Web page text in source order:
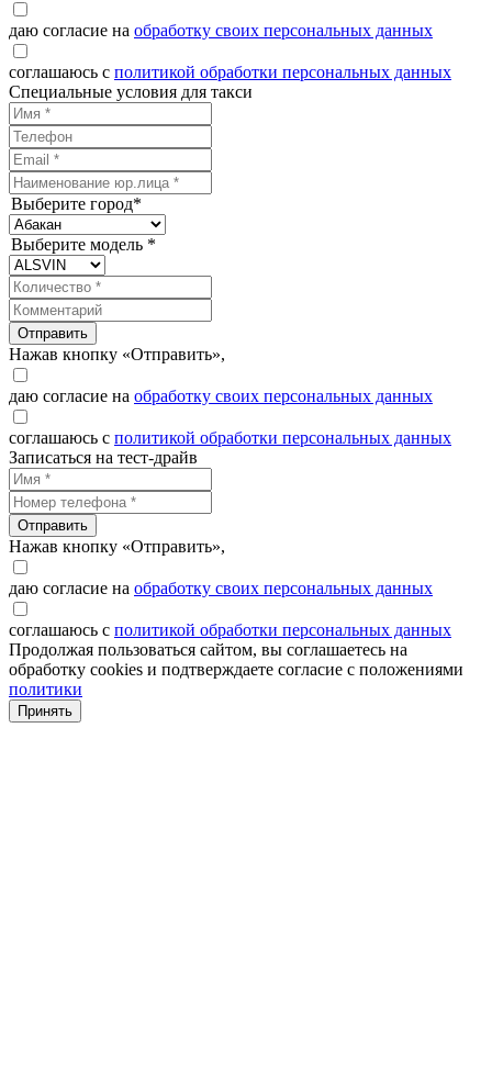
даю согласие на обработку своих персональных данных
соглашаюсь с политикой обработки персональных данных
Специальные условия для такси
Выберите город*
Выберите модель *
Отправить
Нажав кнопку «Отправить»,
даю согласие на обработку своих персональных данных
соглашаюсь с политикой обработки персональных данных
Записаться на тест-драйв
Отправить
Нажав кнопку «Отправить»,
даю согласие на обработку своих персональных данных
соглашаюсь с политикой обработки персональных данных
Продолжая пользоваться сайтом, вы соглашаетесь на
обработку cookies и подтверждаете согласие с положениями
политики
Принять